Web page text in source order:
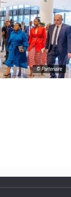
© Partenaire